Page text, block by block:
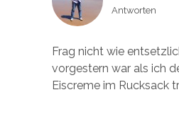
Antworten
Frag nicht wie
vorgestern war als ich
Eiscreme im Rucksack